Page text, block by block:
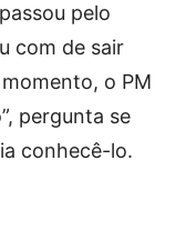
pelo
com de sair
o PM
pergunta se
conhecê-lo.